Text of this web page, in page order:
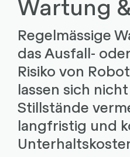
Regelmässige
das Ausfall-
Risiko von
lassen sich
Stillstände
langfristig und